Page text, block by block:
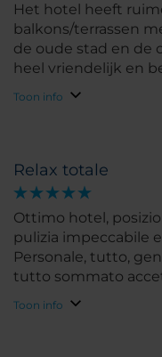
Het hotel heeft
balkons/terrassen
de oude stad en de
heel vriendelijk en
Toon info
Relax totale
Ottimo hotel,
pulizia impeccabile
Personale, tutto,
tutto sommato
Toon info